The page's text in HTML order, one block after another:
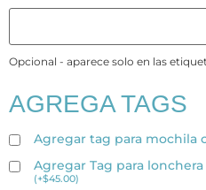
Opcional - aparece solo en las
AGREGA TAGS
Agregar tag para mochila
Agregar Tag para
(+$45.00)